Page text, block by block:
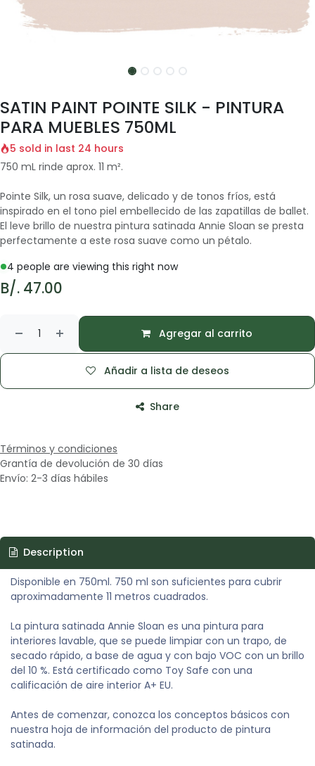
SATIN PAINT POINTE SILK - PINTURA
PARA MUEBLES 750ML
5 sold in last 24 hours
750 mL rinde aprox. 11 m².
Pointe Silk, un rosa suave, delicado y de tonos fríos, está
inspirado en el tono piel embellecido de las zapatillas de ballet.
El leve brillo de nuestra pintura satinada Annie Sloan se presta
perfectamente a este rosa suave como un pétalo.
4 people are viewing this right now
B/. 47.00
Agregar al carrito
Añadir a lista de deseos
Share
Términos y condiciones
Grantía de devolución de 30 días
Envío: 2-3 días hábiles
Description
Disponible en 750ml. 750 ml son suficientes para cubrir
aproximadamente 11 metros cuadrados.
La pintura satinada Annie Sloan es una pintura para
interiores lavable, que se puede limpiar con un trapo, de
secado rápido, a base de agua y con bajo VOC con un brillo
del 10 %. Está certificado como Toy Safe con una
calificación de aire interior A+ EU.
Antes de comenzar, conozca los conceptos básicos con
nuestra hoja de información del producto de pintura
satinada.